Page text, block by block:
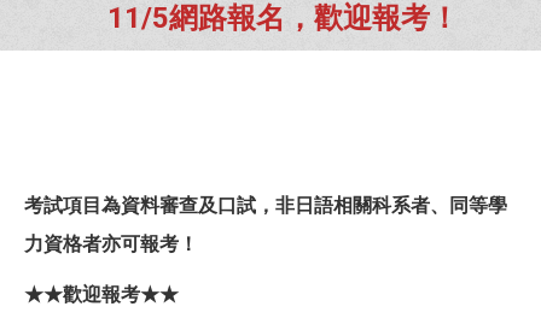
11/5網路報名，歡迎報考！
You are here:
考試項目為資料審查及口試，非日語相關科系者、同等學
力資格者亦可報考！
★★歡迎報考★★